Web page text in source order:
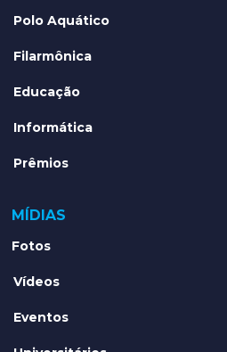
Polo Aquático
Filarmônica
Educação
Informática
Prêmios
MÍDIAS
Fotos
Vídeos
Eventos